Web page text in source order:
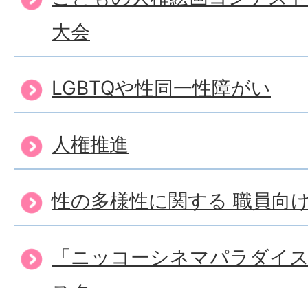
大会
LGBTQや性同一性障がい
人権推進
性の多様性に関する 職員向
「ニッコーシネマパラダイ